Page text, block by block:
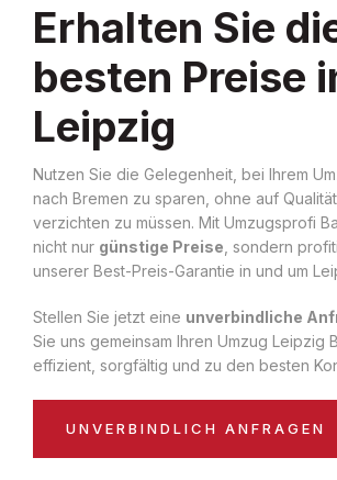
Erhalten Sie
besten Preise
Leipzig
Nutzen Sie die Gelegenheit, bei Ihrem
nach Bremen zu sparen, ohne auf
verzichten zu müssen. Mit Umzugsprofi
nicht nur günstige Preise , sondern
unserer Best-Preis-Garantie in und um
Stellen Sie jetzt eine unverbindliche
Sie uns gemeinsam Ihren Umzug Leipzig
effizient, sorgfältig und zu den besten
UNVERBINDLICH ANFRAGEN